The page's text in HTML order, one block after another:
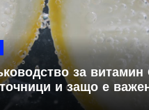
за витамин
и защо е
система